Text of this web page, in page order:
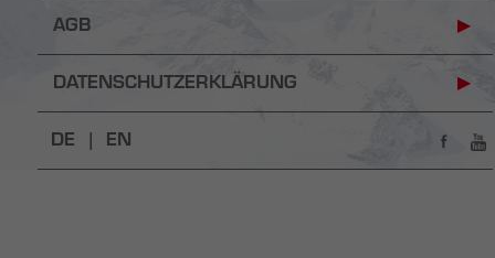
AGB
DATENSCHUTZERKLÄRUNG
DE | EN